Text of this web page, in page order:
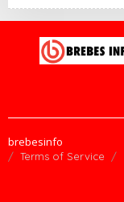
brebesinfo
Terms of Service